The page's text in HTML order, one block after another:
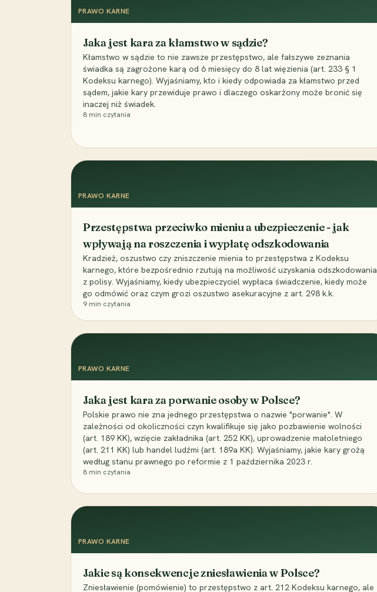
PRAWO KARNE
Jaka jest kara za kłamstwo w sądzie?
Kłamstwo w sądzie to nie zawsze przestępstwo, ale fałszywe zeznania
świadka są zagrożone karą od 6 miesięcy do 8 lat więzienia (art. 233 § 1
Kodeksu karnego). Wyjaśniamy, kto i kiedy odpowiada za kłamstwo przed
sądem, jakie kary przewiduje prawo i dlaczego oskarżony może bronić się
inaczej niż świadek.
8 min czytania
PRAWO KARNE
Przestępstwa przeciwko mieniu a ubezpieczenie - jak
wpływają na roszczenia i wypłatę odszkodowania
Kradzież, oszustwo czy zniszczenie mienia to przestępstwa z Kodeksu
karnego, które bezpośrednio rzutują na możliwość uzyskania odszkodowania
z polisy. Wyjaśniamy, kiedy ubezpieczyciel wypłaca świadczenie, kiedy może
go odmówić oraz czym grozi oszustwo asekuracyjne z art. 298 k.k.
9 min czytania
PRAWO KARNE
Jaka jest kara za porwanie osoby w Polsce?
Polskie prawo nie zna jednego przestępstwa o nazwie "porwanie". W
zależności od okoliczności czyn kwalifikuje się jako pozbawienie wolności
(art. 189 KK), wzięcie zakładnika (art. 252 KK), uprowadzenie małoletniego
(art. 211 KK) lub handel ludźmi (art. 189a KK). Wyjaśniamy, jakie kary grożą
według stanu prawnego po reformie z 1 października 2023 r.
8 min czytania
PRAWO KARNE
Jakie są konsekwencje zniesławienia w Polsce?
Zniesławienie (pomówienie) to przestępstwo z art. 212 Kodeksu karnego, ale